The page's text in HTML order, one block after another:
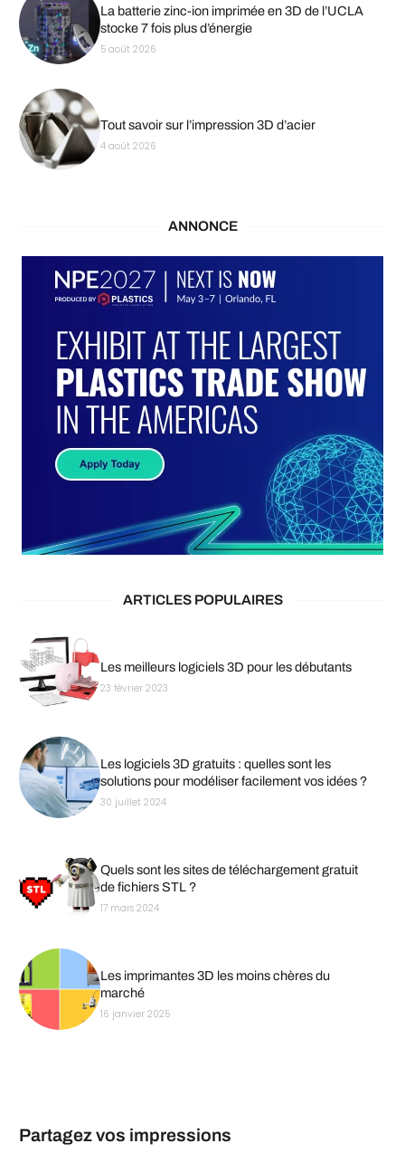
La batterie zinc-ion imprimée en 3D de l’UCLA
stocke 7 fois plus d’énergie
5 août 2026
Tout savoir sur l’impression 3D d’acier
4 août 2026
ANNONCE
ARTICLES POPULAIRES
Les meilleurs logiciels 3D pour les débutants
23 février 2023
Les logiciels 3D gratuits : quelles sont les
solutions pour modéliser facilement vos idées ?
30 juillet 2024
Quels sont les sites de téléchargement gratuit
de fichiers STL ?
17 mars 2024
Les imprimantes 3D les moins chères du
marché
16 janvier 2025
Partagez vos impressions